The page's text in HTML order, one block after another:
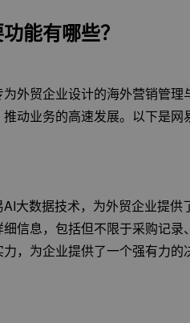
能有哪些？
外贸企业设计的海外营销管
动业务的高速发展。以下是
大数据技术，为外贸企业提
信息，包括但不限于采购记
，为企业提供了一个强有力的